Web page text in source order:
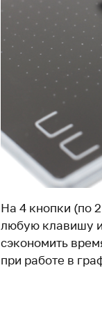
На 4 кнопки (по
любую клавишу
сэкономить
при работе в